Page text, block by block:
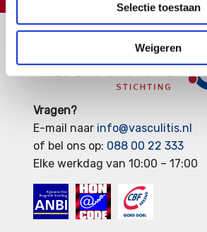
Selectie toestaan
Weigeren
Vragen?
E-mail naar info@vasculitis.nl
of bel ons op: 088 00 22 333
Elke werkdag van 10:00 – 17:00